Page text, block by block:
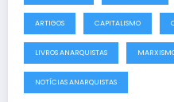
ARTIGOS CAPITALISMO
LIVROS ANARQUISTAS
NOTÍCIAS ANARQUISTAS